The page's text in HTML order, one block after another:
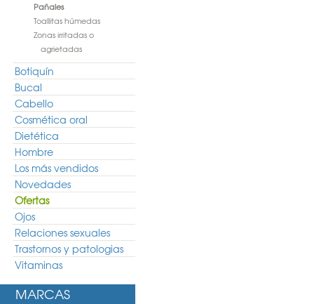
Pañales
Toallitas húmedas
Zonas irritadas o
agrietadas
Botiquín
Bucal
Cabello
Cosmética oral
Dietética
Hombre
Los más vendidos
Novedades
Ofertas
Ojos
Relaciones sexuales
Trastornos y patologias
Vitaminas
MARCAS